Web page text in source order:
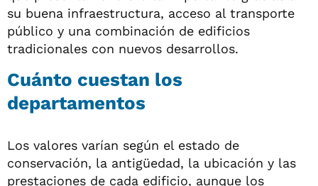
su buena infraestructura, acceso al transporte
público y una combinación de edificios
tradicionales con nuevos desarrollos.
Cuánto cuestan los
departamentos
Los valores varían según el estado de
conservación, la antigüedad, la ubicación y las
prestaciones de cada edificio, aunque los